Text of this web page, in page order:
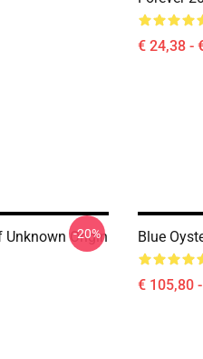
€ 24,38 -
Unknown Origin
-20% Blue
€ 105,80